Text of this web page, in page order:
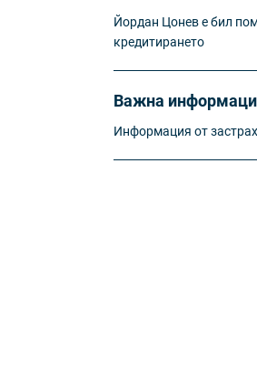
Йордан Цонев е бил
кредитирането
Важна
Информация от